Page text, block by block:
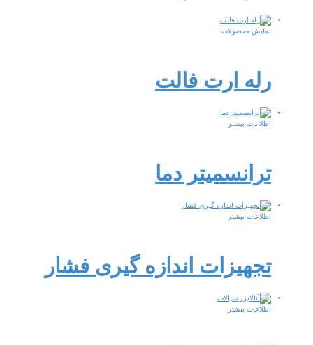
نمایش محصولات
رله ارت فالت
اطلاعات بیشتر
ترانسمیتر دما
اطلاعات بیشتر
تجهیزات اندازه گیری فشار
اطلاعات بیشتر